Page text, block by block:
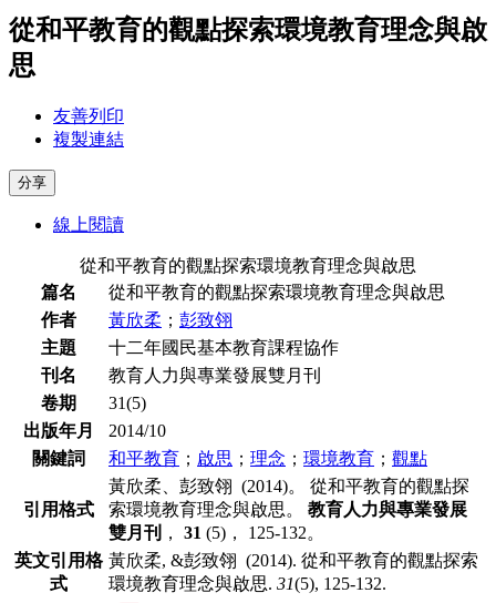
從和平教育的觀點探索環境教育理念與啟
思
友善列印
複製連結
分享
線上閱讀
從和平教育的觀點探索環境教育理念與啟思
篇名
從和平教育的觀點探索環境教育理念與啟思
作者
黃欣柔 ； 彭致翎
主題
十二年國民基本教育課程協作
刊名
教育人力與專業發展雙月刊
卷期
31(5)
出版年月
2014/10
關鍵詞
和平教育 ； 啟思 ； 理念 ； 環境教育 ； 觀點
引用格式
黃欣柔、彭致翎 (2014)。 從和平教育的觀點探
索環境教育理念與啟思。 教育人力與專業發展
雙月刊
， 31 (5)， 125-132。
英文引用格
式
黃欣柔, &彭致翎 (2014). 從和平教育的觀點探索
環境教育理念與啟思. 31(5), 125-132.